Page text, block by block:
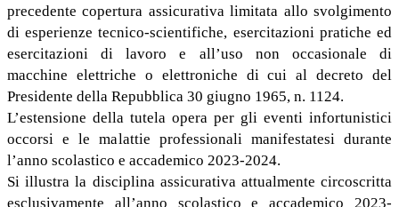
precedente copertura assicurativa limitata allo svolgimento
di esperienze tecnico-scientifiche, esercitazioni pratiche ed
esercitazioni di lavoro e all’uso non occasionale di
macchine elettriche o elettroniche di cui al decreto del
Presidente della Repubblica 30 giugno 1965, n. 1124.
L’estensione della tutela opera per gli eventi infortunistici
occorsi e le malattie professionali manifestatesi durante
l’anno scolastico e accademico 2023-2024.
Si illustra la disciplina assicurativa attualmente circoscritta
esclusivamente all’anno scolastico e accademico 2023-